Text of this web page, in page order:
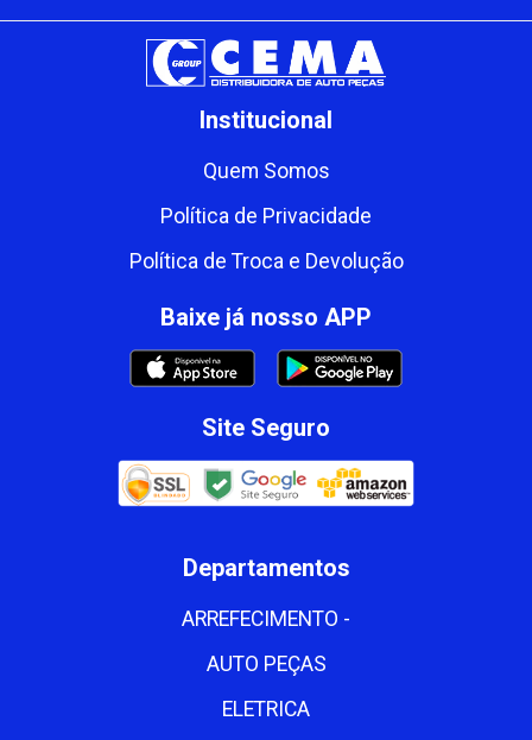
Institucional
Quem Somos
Política de Privacidade
Política de Troca e Devolução
Baixe já nosso APP
Site Seguro
Departamentos
ARREFECIMENTO -
AUTO PEÇAS
ELETRICA